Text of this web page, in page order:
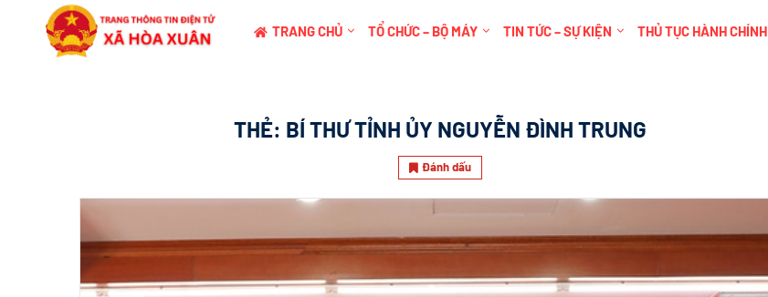
TRANG CHỦ TỔ CHỨC – BỘ MÁY TIN TỨC – SỰ KIỆN THỦ TỤC HÀNH CHÍNH
THẺ: BÍ THƯ TỈNH ỦY NGUYỄN ĐÌNH TRUNG
Đánh dấu